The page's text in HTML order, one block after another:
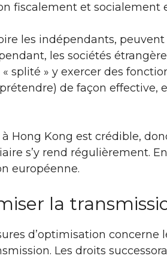
fiscalement et socialement
les indépendants,
les sociétés
splité » y exercer des
de façon effective,
Hong Kong est crédible,
s’y rend régulièrement.
européenne.
la
d’optimisation
Les droits